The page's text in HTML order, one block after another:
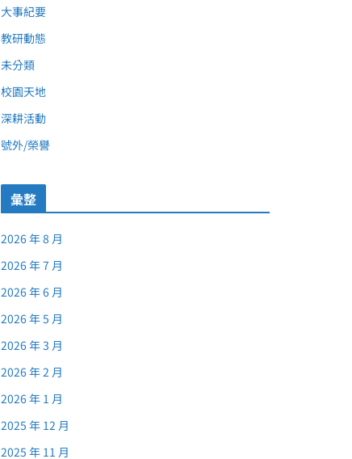
大事紀要
教研動態
未分類
校園天地
深耕活動
號外/榮譽
彙整
2026 年 8 月
2026 年 7 月
2026 年 6 月
2026 年 5 月
2026 年 3 月
2026 年 2 月
2026 年 1 月
2025 年 12 月
2025 年 11 月